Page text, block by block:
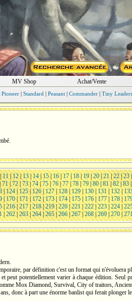
MV Shop Achat/Vente
Pioneer| Standard | Peasant| Commander| Tiny Leaders
11|12| 13| 14| 15|16| 17| 18|19|20| 21 |22| 23
71|72|73|74| 75|76| 77|78|79| 80| 81|82|83|
| 124|125| 126| 127| 128| 129| 130| 131| 132|
| 170| 171| 172| 173| 174| 175| 176| 177| 178|
| 216| 217| 218| 219| 220| 221| 222| 223| 224|
| 262|263| 264| 265| 266| 267|268|269| 270|
par définition c'est un format qui n'évoluera
peut potentiellement varier à chaque édition. Seul
Mox Diamond, Survival, City of traitors,
donc à part une énorme banlist qui ferait